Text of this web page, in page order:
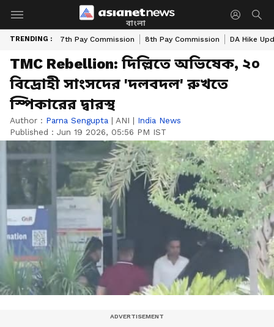
বাংলা
TRENDING : 7th Pay Commission 8th Pay Commission DA Hike
TMC Rebellion: দিল্লিতে অভিষেক, ২০
বিদ্রোহী সাংসদের 'দলবদল' রুখতে
স্পিকারের দ্বারস্থ
Author : Parna Sengupta | ANI | India News
Published : Jun 19 2026, 05:56 PM IST